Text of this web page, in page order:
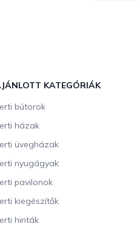
KATEGÓRIÁK
bútorok
házak
üvegházak
nyugágyak
pavilonok
kiegészítők
hinták